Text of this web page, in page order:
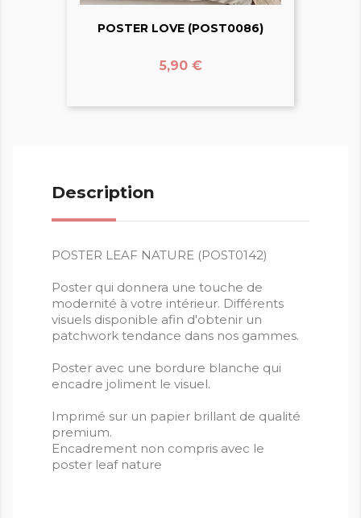
POSTER LOVE (POST0086)
Prix
5,90 €
Description
POSTER LEAF NATURE (POST0142)
Poster qui donnera une touche de
modernité à votre intérieur. Différents
visuels disponible afin d'obtenir un
patchwork tendance dans nos gammes.
Poster avec une bordure blanche qui
encadre joliment le visuel.
Imprimé sur un papier brillant de qualité
premium.
Encadrement non compris avec le
poster leaf nature